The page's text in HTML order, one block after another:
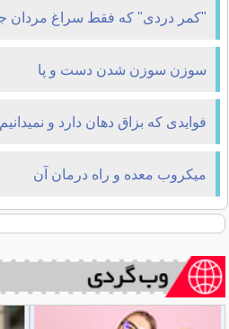
"کمر دردی" که فقط سراغ مردان
سوزن سوزن شدن دست و پا
فوایدی که بزاق دهان دارد و
میکروب معده و راه درمان آن